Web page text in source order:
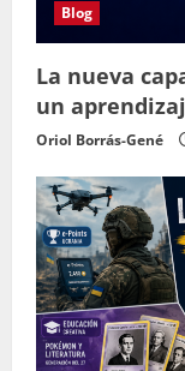
Blog
La nueva
un
Oriol Borrás-Gené